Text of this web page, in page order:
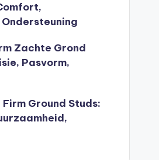
Zachte Grond
Pasvorm,
Ground Studs: